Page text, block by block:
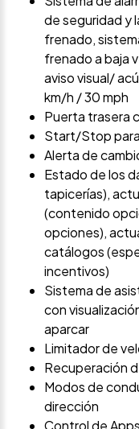
de seguridad y
frenado,
frenado a baja
aviso visual/
km/h / 30 mph
Puerta trasera
Start/Stop
Alerta de
Estado de los
tapicerías),
(contenido
opciones),
catálogos
incentivos)
Sistema de
con
aparcar
Limitador de
Recuperación
Modos de
dirección
Control de Apps